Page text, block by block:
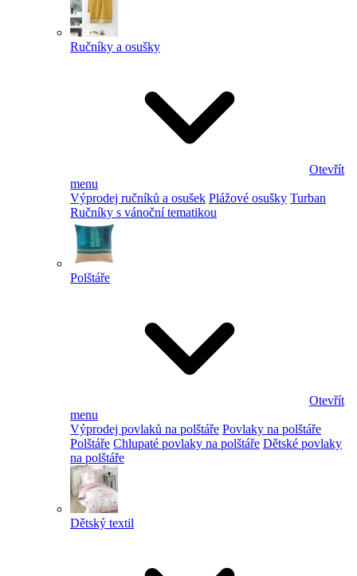
Ručníky a osušky
Otevřít
menu
Výprodej ručníků a osušek Plážové osušky Turban
Ručníky s vánoční tematikou
Polštáře
Otevřít
menu
Výprodej povlaků na polštáře Povlaky na polštáře
Polštáře Chlupaté povlaky na polštáře Dětské povlaky
na polštáře
Dětský textil